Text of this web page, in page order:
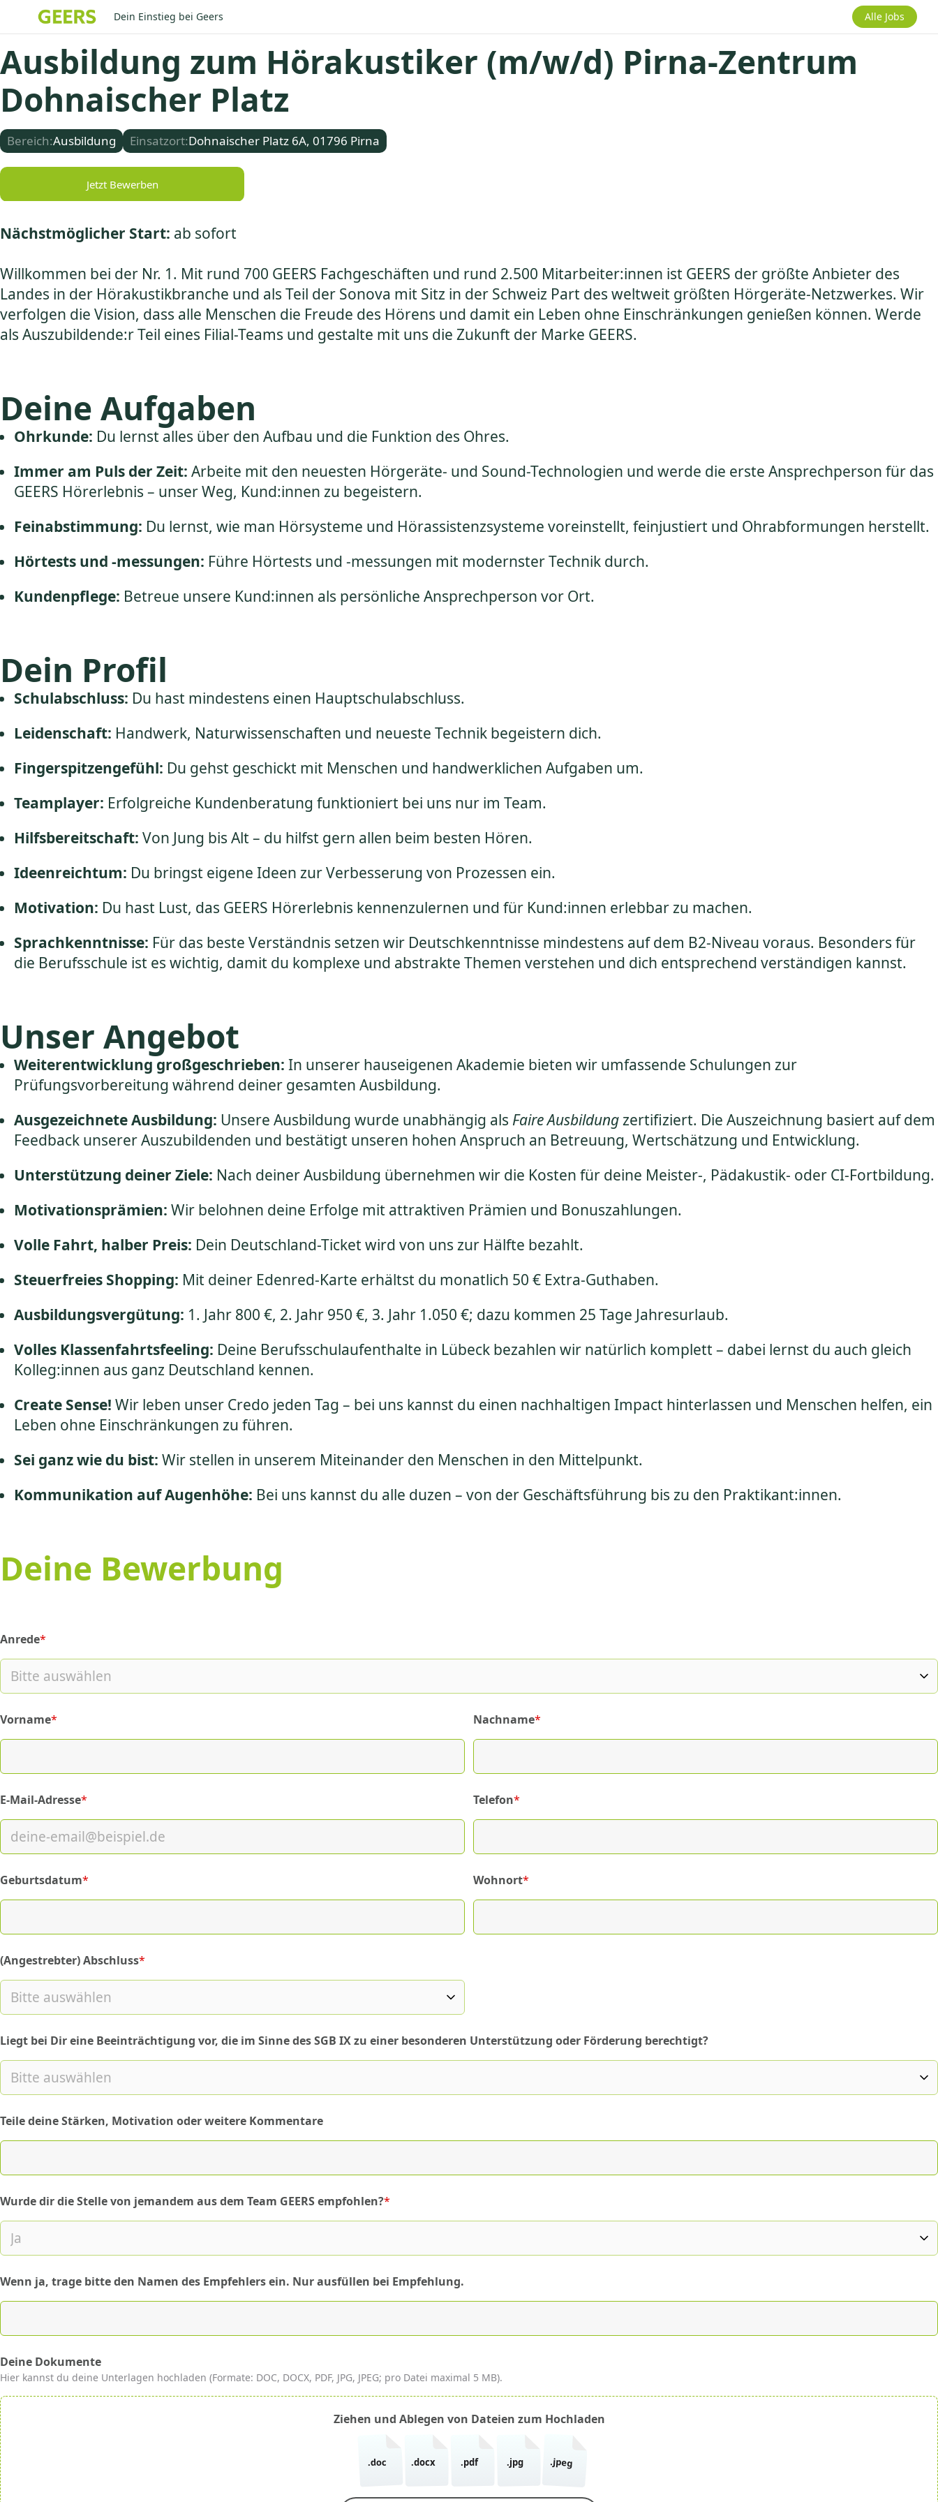
Dein Einstieg bei Geers Alle Jobs
Ausbildung zum Hörakustiker (m/w/d) Pirna-Zentrum
Dohnaischer Platz
Bereich:Ausbildung Einsatzort:Dohnaischer Platz 6A, 01796 Pirna
Jetzt Bewerben
Nächstmöglicher Start: ab sofort
Willkommen bei der Nr. 1. Mit rund 700 GEERS Fachgeschäften und rund 2.500 Mitarbeiter:innen ist GEERS der größte Anbieter des
Landes in der Hörakustikbranche und als Teil der Sonova mit Sitz in der Schweiz Part des weltweit größten Hörgeräte-Netzwerkes. Wir
verfolgen die Vision, dass alle Menschen die Freude des Hörens und damit ein Leben ohne Einschränkungen genießen können. Werde
als Auszubildende:r Teil eines Filial-Teams und gestalte mit uns die Zukunft der Marke GEERS.
Deine Aufgaben
Ohrkunde: Du lernst alles über den Aufbau und die Funktion des Ohres.
Immer am Puls der Zeit: Arbeite mit den neuesten Hörgeräte- und Sound-Technologien und werde die erste Ansprechperson für das
GEERS Hörerlebnis – unser Weg, Kund:innen zu begeistern.
Feinabstimmung: Du lernst, wie man Hörsysteme und Hörassistenzsysteme voreinstellt, feinjustiert und Ohrabformungen herstellt.
Hörtests und -messungen: Führe Hörtests und -messungen mit modernster Technik durch.
Kundenpflege: Betreue unsere Kund:innen als persönliche Ansprechperson vor Ort.
Dein Profil
Schulabschluss: Du hast mindestens einen Hauptschulabschluss.
Leidenschaft: Handwerk, Naturwissenschaften und neueste Technik begeistern dich.
Fingerspitzengefühl: Du gehst geschickt mit Menschen und handwerklichen Aufgaben um.
Teamplayer: Erfolgreiche Kundenberatung funktioniert bei uns nur im Team.
Hilfsbereitschaft: Von Jung bis Alt – du hilfst gern allen beim besten Hören.
Ideenreichtum: Du bringst eigene Ideen zur Verbesserung von Prozessen ein.
Motivation: Du hast Lust, das GEERS Hörerlebnis kennenzulernen und für Kund:innen erlebbar zu machen.
Sprachkenntnisse: Für das beste Verständnis setzen wir Deutschkenntnisse mindestens auf dem B2-Niveau voraus. Besonders für
die Berufsschule ist es wichtig, damit du komplexe und abstrakte Themen verstehen und dich entsprechend verständigen kannst.
Unser Angebot
Weiterentwicklung großgeschrieben: In unserer hauseigenen Akademie bieten wir umfassende Schulungen zur
Prüfungsvorbereitung während deiner gesamten Ausbildung.
Ausgezeichnete Ausbildung: Unsere Ausbildung wurde unabhängig als Faire Ausbildungzertifiziert. Die Auszeichnung basiert auf dem
Feedback unserer Auszubildenden und bestätigt unseren hohen Anspruch an Betreuung, Wertschätzung und Entwicklung.
Unterstützung deiner Ziele: Nach deiner Ausbildung übernehmen wir die Kosten für deine Meister-, Pädakustik- oder CI-Fortbildung.
Motivationsprämien: Wir belohnen deine Erfolge mit attraktiven Prämien und Bonuszahlungen.
Volle Fahrt, halber Preis: Dein Deutschland-Ticket wird von uns zur Hälfte bezahlt.
Steuerfreies Shopping: Mit deiner Edenred-Karte erhältst du monatlich 50 € Extra-Guthaben.
Ausbildungsvergütung: 1. Jahr 800 €, 2. Jahr 950 €, 3. Jahr 1.050 €; dazu kommen 25 Tage Jahresurlaub.
Volles Klassenfahrtsfeeling: Deine Berufsschulaufenthalte in Lübeck bezahlen wir natürlich komplett – dabei lernst du auch gleich
Kolleg:innen aus ganz Deutschland kennen.
Create Sense! Wir leben unser Credo jeden Tag – bei uns kannst du einen nachhaltigen Impact hinterlassen und Menschen helfen, ein
Leben ohne Einschränkungen zu führen.
Sei ganz wie du bist: Wir stellen in unserem Miteinander den Menschen in den Mittelpunkt.
Kommunikation auf Augenhöhe: Bei uns kannst du alle duzen – von der Geschäftsführung bis zu den Praktikant:innen.
Deine Bewerbung
Anrede*
(required)
Vorname*
(required) Nachname*
(required)
E-Mail-Adresse*
(required) Telefon*
(required)
Geburtsdatum*
(required) Wohnort*
(required)
(Angestrebter) Abschluss*
(required)
Liegt bei Dir eine Beeinträchtigung vor, die im Sinne des SGB IX zu einer besonderen Unterstützung oder Förderung berechtigt?
Teile deine Stärken, Motivation oder weitere Kommentare
Wurde dir die Stelle von jemandem aus dem Team GEERS empfohlen?*
(required)
Wenn ja, trage bitte den Namen des Empfehlers ein. Nur ausfüllen bei Empfehlung.
Deine Dokumente
Hier kannst du deine Unterlagen hochladen (Formate: DOC, DOCX, PDF, JPG, JPEG; pro Datei maximal 5 MB).
Ziehen und Ablegen von Dateien zum Hochladen
.doc .docx .pdf .jpg .jpeg